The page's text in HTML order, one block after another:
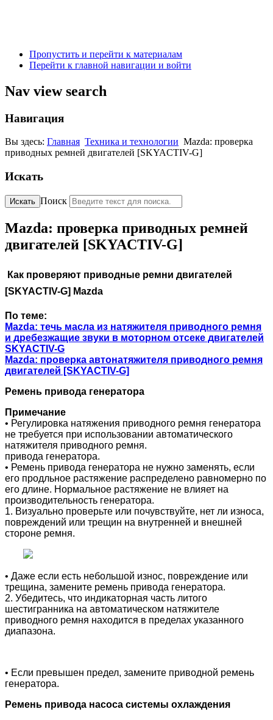
Пропустить и перейти к материалам
Перейти к главной навигации и войти
Nav view search
Навигация
Вы здесь: Главная Техника и технологии Mazda: проверка
приводных ремней двигателей [SKYACTIV-G]
Искать
Искать Поиск
Mazda: проверка приводных ремней
двигателей [SKYACTIV-G]
Как проверяют приводные ремни двигателей
[SKYACTIV-G] Mazda
По теме:
Mazda: течь масла из натяжителя приводного ремня
и дребезжащие звуки в моторном отсеке двигателей
SKYACTIV-G
Mazda: проверка автонатяжителя приводного ремня
двигателей [SKYACTIV-G]
Ремень привода генератора
Примечание
• Регулировка натяжения приводного ремня генератора
не требуется при использовании автоматического
натяжителя приводного ремня.
привода генератора.
• Ремень привода генератора не нужно заменять, если
его продльное растяжение распределено равномерно по
его длине. Нормальное растяжение не влияет на
производительность генератора.
1. Визуально проверьте или почувствуйте, нет ли износа,
повреждений или трещин на внутренней и внешней
стороне ремня.
• Даже если есть небольшой износ, повреждение или
трещина, замените ремень привода генератора.
2. Убедитесь, что индикаторная часть литого
шестигранника на автоматическом натяжителе
приводного ремня находится в пределах указанного
диапазона.
• Если превышен предел, замените приводной ремень
генератора.
Ремень привода насоса системы охлаждения